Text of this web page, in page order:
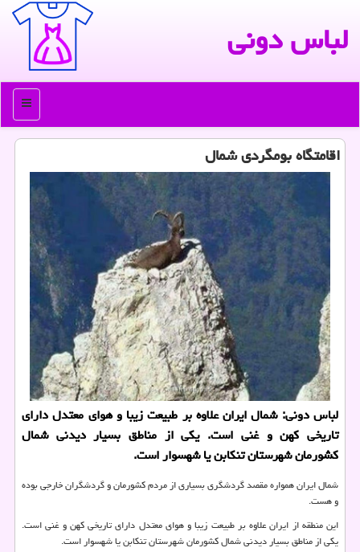
لباس دونی
منو
اقامتگاه بومگردی شمال
لباس دونی: شمال ایران علاوه بر طبیعت زیبا و هوای معتدل دارای
تاریخی كهن و غنی است. یكی از مناطق بسیار دیدنی شمال
كشورمان شهرستان تنكابن یا شهسوار است.
شمال ایران همواره مقصد گردشگری بسیاری از مردم کشورمان و گردشگران خارجی بوده
و هست.
این منطقه از ایران علاوه بر طبیعت زیبا و هوای معتدل دارای تاریخی کهن و غنی است.
یکی از مناطق بسیار دیدنی شمال کشورمان شهرستان تنکابن یا شهسوار است.